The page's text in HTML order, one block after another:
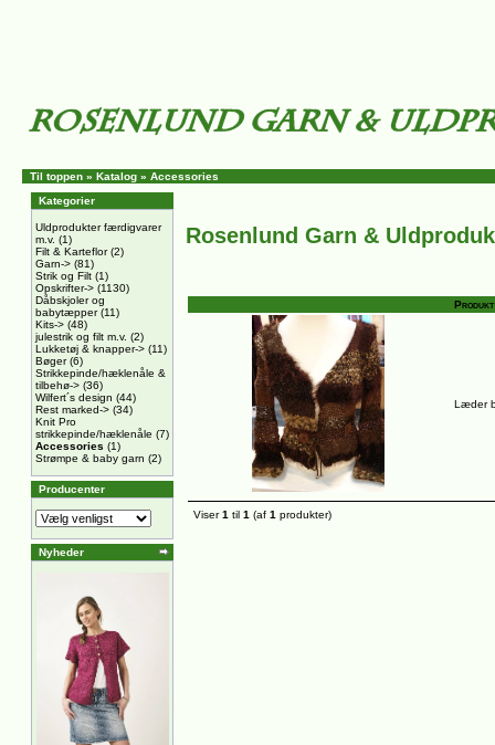
Til toppen » Katalog » Accessories
Kategorier
Uldprodukter færdigvarer
m.v. (1)
Filt & Karteflor(2)
Garn-> (81)
Strik og Filt (1)
Opskrifter-> (1130)
Dåbskjoler og
babytæpper(11)
Kits-> (48)
julestrik og filt m.v. (2)
Lukketøj & knapper-> (11)
Bøger(6)
Strikkepinde/hæklenåle &
tilbehø-> (36)
Wilfert´s design (44)
Rest marked-> (34)
Knit Pro
strikkepinde/hæklenåle (7)
Accessories (1)
Strømpe & baby garn (2)
Producenter
Nyheder
Rosenlund Garn &
Produkt
Læder
Viser1 til 1 (af 1 produkter)